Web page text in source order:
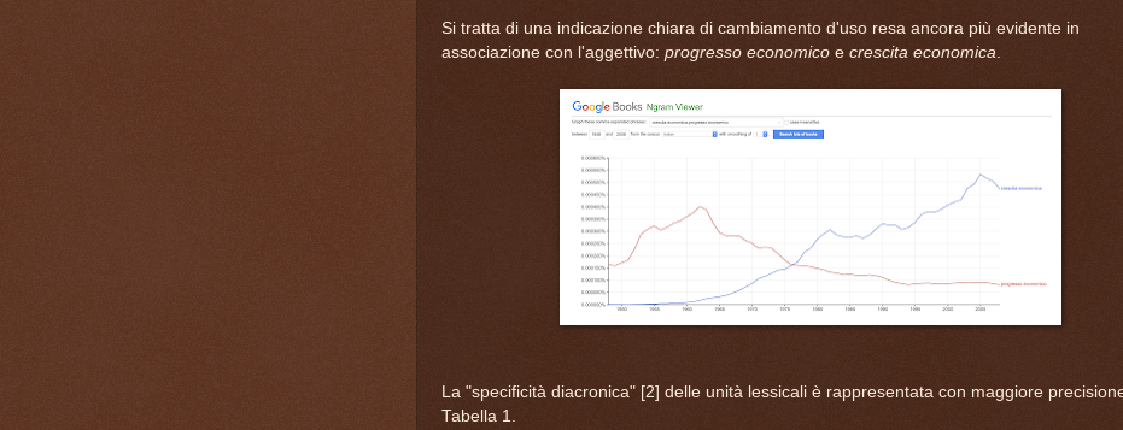
Si tratta di una indicazione chiara di cambiamento d'uso resa ancora più evidente in
associazione con l'aggettivo: progresso economicoe crescita economica
La "specificità diacronica" [2] delle unità lessicali è rappresentata con maggiore
Tabella 1.